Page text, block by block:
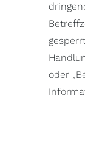
oder